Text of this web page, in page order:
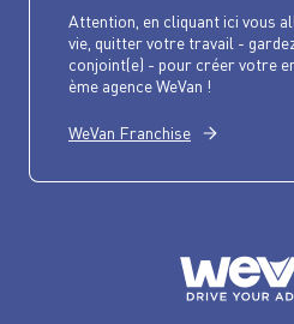
Attention, en cliquant ici vous
vie, quitter votre travail -
conjoint(e) - pour créer votre
ème agence WeVan !
WeVan Franchise